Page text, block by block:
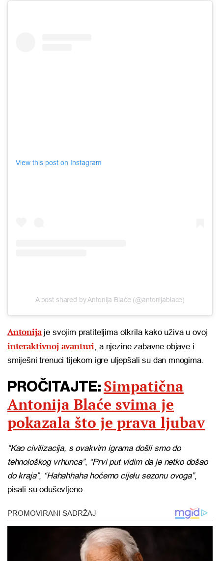
View this post on Instagram
A post shared by Antonija Blaće (@antonijablace)
Antonijaje svojim pratiteljima otkrila kako uživa u ovoj
interaktivnoj avanturi , a njezine zabavne objave i
smiješni trenuci tijekom igre uljepšali su dan mnogima.
PROČITAJTE: Simpatična
Antonija Blaće svima je
pokazala što je prava ljubav
“Kao civilizacija, s ovakvim igrama došli smo do
tehnološkog vrhunca”, “Prvi put vidim da je netko došao
do kraja”, “Hahahhaha hoćemo cijelu sezonu ovoga”,
pisali su oduševljeno.